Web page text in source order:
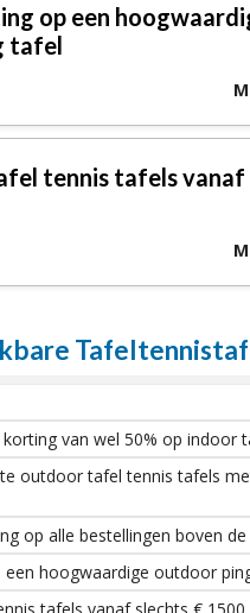
op een
tafel
tennis tafels vanaf
van wel 50% op indoor
outdoor tafel tennis tafels
op alle bestellingen boven de
hoogwaardige outdoor